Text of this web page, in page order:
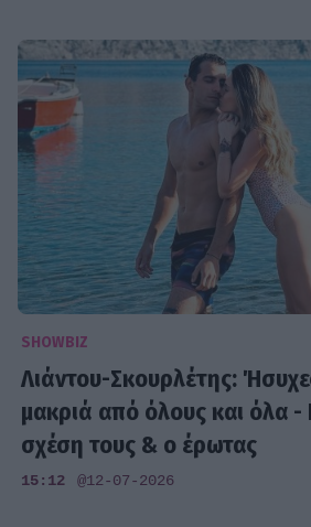
SHOWBIZ
Λιάντου-Σκουρλέτης:
μακριά από όλους και όλα
σχέση τους & ο έρωτας
15:12 @12-07-2026